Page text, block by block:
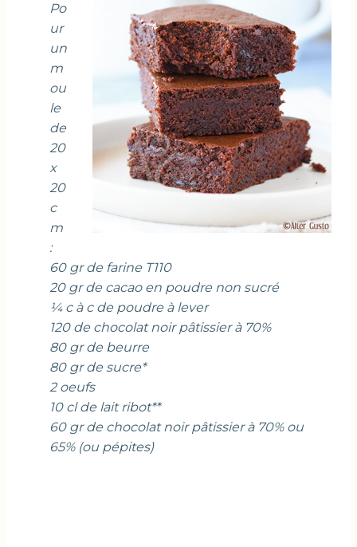
Po
ur
un
m
ou
le
de
20
x
20
c
m
:
60 gr de farine T110
20 gr de cacao en poudre non sucré
¼ c à c de poudre à lever
120 de chocolat noir pâtissier à 70%
80 gr de beurre
80 gr de sucre*
2 oeufs
10 cl de lait ribot**
60 gr de chocolat noir pâtissier à 70% ou
65% (ou pépites)